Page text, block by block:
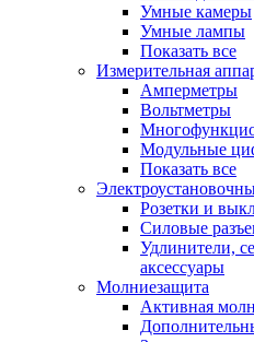
Умные камеры
Умные лампы
Показать все
Измерительная
Амперметры
Вольтметры
Модульные
Показать все
Розетки и
Силовые
Удлинители,
аксессуары
Молниезащита
Активная